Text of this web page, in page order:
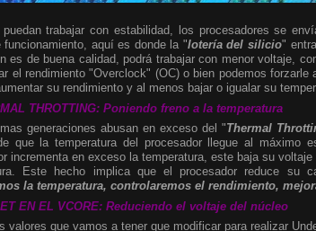
puedan trabajar con estabilidad, los procesadores se
funcionamiento, aquí es donde la "lotería del silicio"
es de buena calidad, podrá trabajar con menor voltaje,
el rendimiento "Overclock" (OC) o bien podemos
su rendimiento y al menos bajar o igualar su
THROTTING: Poniendo freno a la temperatura
generaciones abusan en exceso del "Thermal
que la temperatura del procesador llegue al máximo
incrementa en exceso la temperatura, este baja su
Este hecho implica que el procesador reduce su
la temperatura, controlaremos el rendimiento,
EN EL VCORE: Reduciendo el voltaje del núcleo
valores que vamos a tener que modificar para realizar